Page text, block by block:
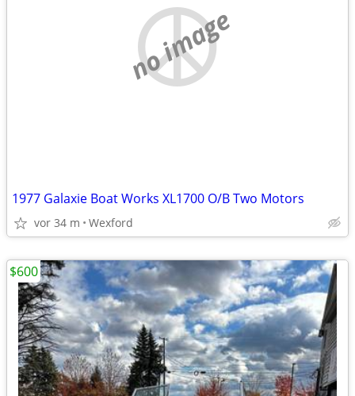
no image
1977 Galaxie Boat Works XL1700 O/B Two Motors
vor 34 m Wexford
$600